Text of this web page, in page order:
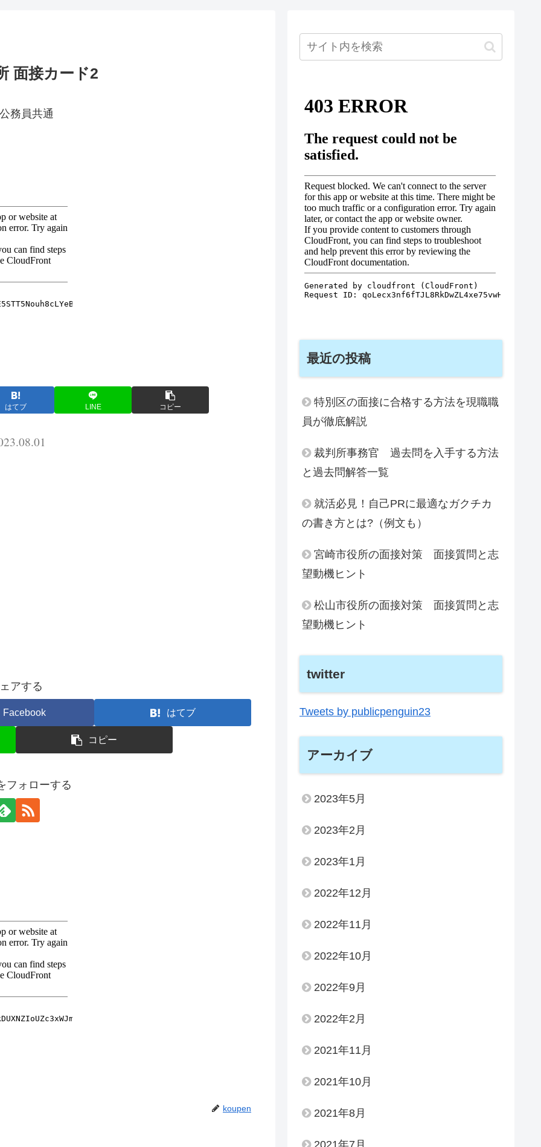
面接カード2
務員共通
はてブ LINE コピー
アする
Facebook はてブ
コピー
フォローする
koupen
最近の投稿
特別区の面接に合格する方法を現職職
員が徹底解説
裁判所事務官 過去問を入手する方法
と過去問解答一覧
就活必見！自己PRに最適なガクチカ
の書き方とは?（例文も）
宮崎市役所の面接対策 面接質問と志
望動機ヒント
松山市役所の面接対策 面接質問と志
望動機ヒント
twitter
Tweets by publicpenguin23
アーカイブ
2023年5月
2023年2月
2023年1月
2022年12月
2022年11月
2022年10月
2022年9月
2022年2月
2021年11月
2021年10月
2021年8月